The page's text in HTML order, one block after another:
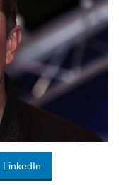
LinkedIn